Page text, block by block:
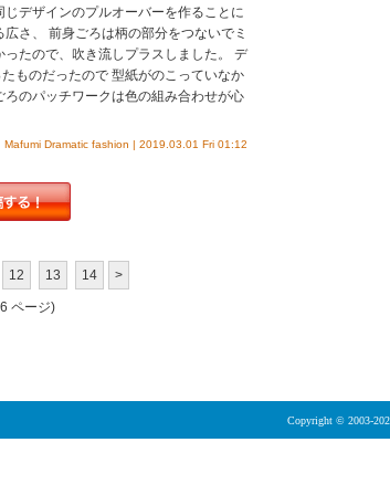
デザインのプルオーバーを作ることに
さ、 前身ごろは柄の部分をつないでミ
たので、吹き流しプラスしました。 デ
ものだったので 型紙がのこっていなか
のパッチワークは色の組み合わせが心
Dramatic fashion | 2019.03.01 Fri 01:12
12 13 14 >
ページ)
Copyright © 2003-